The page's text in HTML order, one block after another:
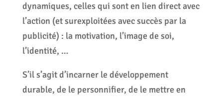
dynamiques, celles qui sont en lien direct avec
l’action (et surexploitées avec succès par la
publicité) : la motivation, l’image de soi,
l’identité, …
S’il s’agit d’incarner le développement
durable, de le personnifier, de le mettre en